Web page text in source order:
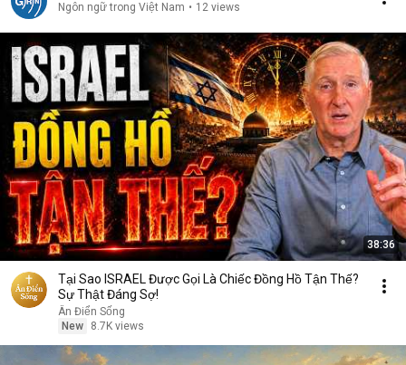
Ngôn ngữ trong Việt Nam • 12 views
38:36
Tại Sao ISRAEL Được Gọi Là Chiếc Đồng Hồ Tận Thế?
Sự Thật Đáng Sợ!
Ân Điển Sống
New
8.7K views